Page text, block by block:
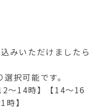
みいただけましたら
択可能です。
～14時】【14～16
】